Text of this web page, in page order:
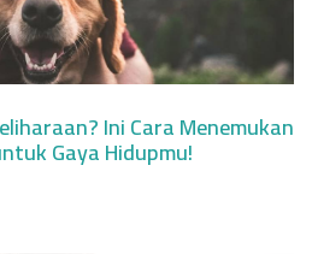
Ini Cara Menemukan
Gaya Hidupmu!